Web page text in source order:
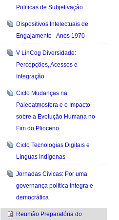
Políticas de Subjetivação
Dispositivos Intelectuais de
Engajamento - Anos 1970
V LinCog Diversidade:
Percepções, Acessos e
Integração
Ciclo Mudanças na
Paleoatmosfera e o Impacto
sobre a Evolução Humana no
Fim do Plioceno
Ciclo Tecnologias Digitais e
Línguas Indígenas
Jornadas Cívicas: Por uma
governança política íntegra e
democrática
Reunião Preparatória do